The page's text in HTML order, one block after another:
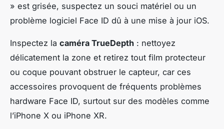
» est grisée, suspectez un souci matériel ou un
problème logiciel Face ID dû à une mise à jour iOS.
Inspectez la caméra TrueDepth : nettoyez
délicatement la zone et retirez tout film protecteur
ou coque pouvant obstruer le capteur, car ces
accessoires provoquent de fréquents problèmes
hardware Face ID, surtout sur des modèles comme
l’iPhone X ou iPhone XR.